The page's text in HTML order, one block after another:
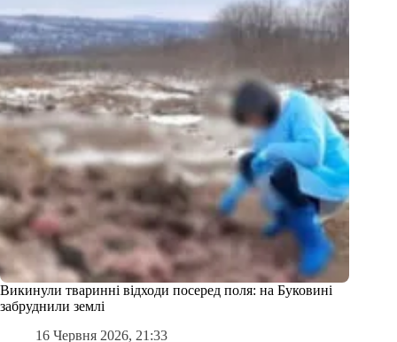
Викинули тваринні відходи посеред поля: на Буковині
забруднили землі
16 Червня 2026, 21:33